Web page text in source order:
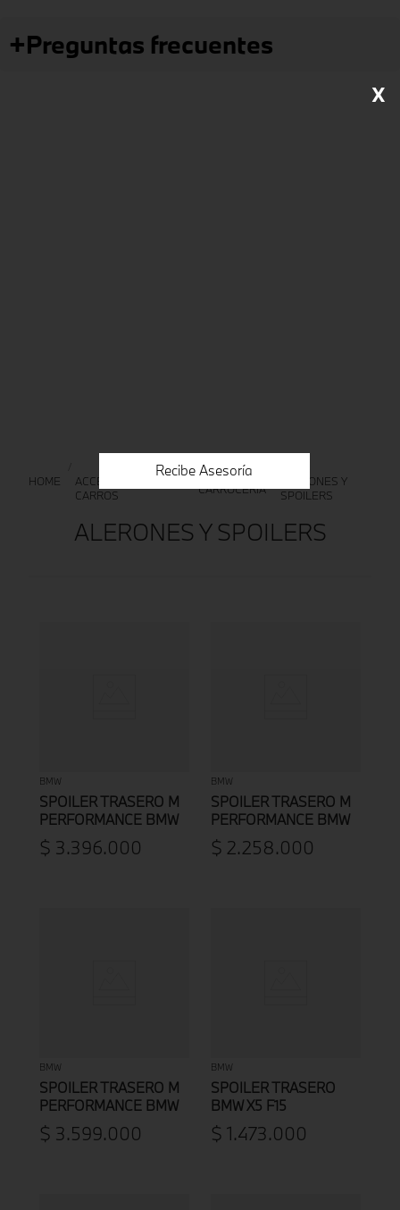
+Preguntas frecuentes
X
Recibe Asesoría
ACCESORIOS PARA
CARROS
CARROCERÍA
ALERONES Y
SPOILERS
ALERONES Y SPOILERS
BMW
SPOILER TRASERO M
PERFORMANCE BMW
$ 3.396.000
BMW
SPOILER TRASERO M
PERFORMANCE BMW
SERIE 3 E90 / E90 LCI
$ 2.258.000
BMW
SPOILER TRASERO M
PERFORMANCE BMW
X6 F16
$ 3.599.000
BMW
SPOILER TRASERO
BMW X5 F15
$ 1.473.000